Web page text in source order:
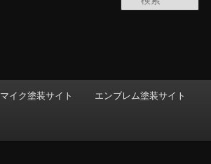
マイク塗装サイト エンブレム塗装サイト